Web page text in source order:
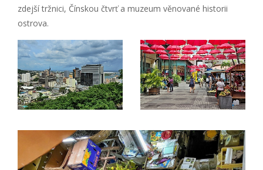
zdejší tržnici, Čínskou čtvrť a muzeum věnované historii
ostrova.